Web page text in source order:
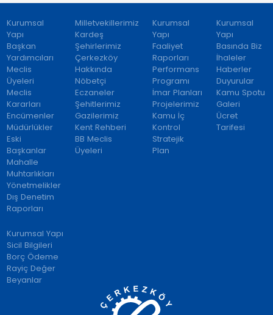
Kurumsal
Yapı
Başkan
Yardımcıları
Meclis
Üyeleri
Meclis
Kararları
Encümenler
Müdürlükler
Eski
Başkanlar
Mahalle
Muhtarlıkları
Yönetmelikler
Dış Denetim
Raporları
Milletvekillerimiz
Kardeş
Şehirlerimiz
Çerkezköy
Hakkında
Nöbetçi
Eczaneler
Şehitlerimiz
Gazilerimiz
Kent Rehberi
BB Meclis
Üyeleri
Kurumsal
Yapı
Faaliyet
Raporları
Performans
Programı
İmar Planları
Projelerimiz
Kamu İç
Kontrol
Stratejik
Plan
Kurumsal
Yapı
Basında Biz
İhaleler
Haberler
Duyurular
Kamu Spotu
Galeri
Ücret
Tarifesi
Kurumsal Yapı
Sicil Bilgileri
Borç Ödeme
Rayiç Değer
Beyanlar